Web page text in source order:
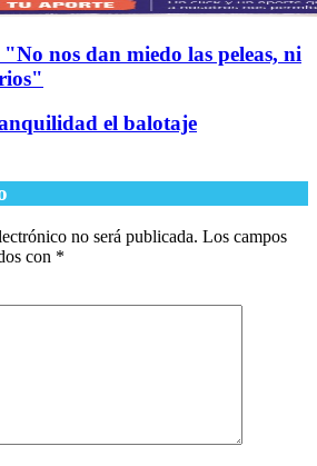
nos dan miedo las peleas, ni
el balotaje
no será publicada. Los campos
con *